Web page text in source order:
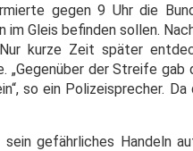
gegen 9 Uhr die
im Gleis befinden sollen.
kurze Zeit später
„Gegenüber der Streife
so ein Polizeisprecher.
gefährliches Handeln